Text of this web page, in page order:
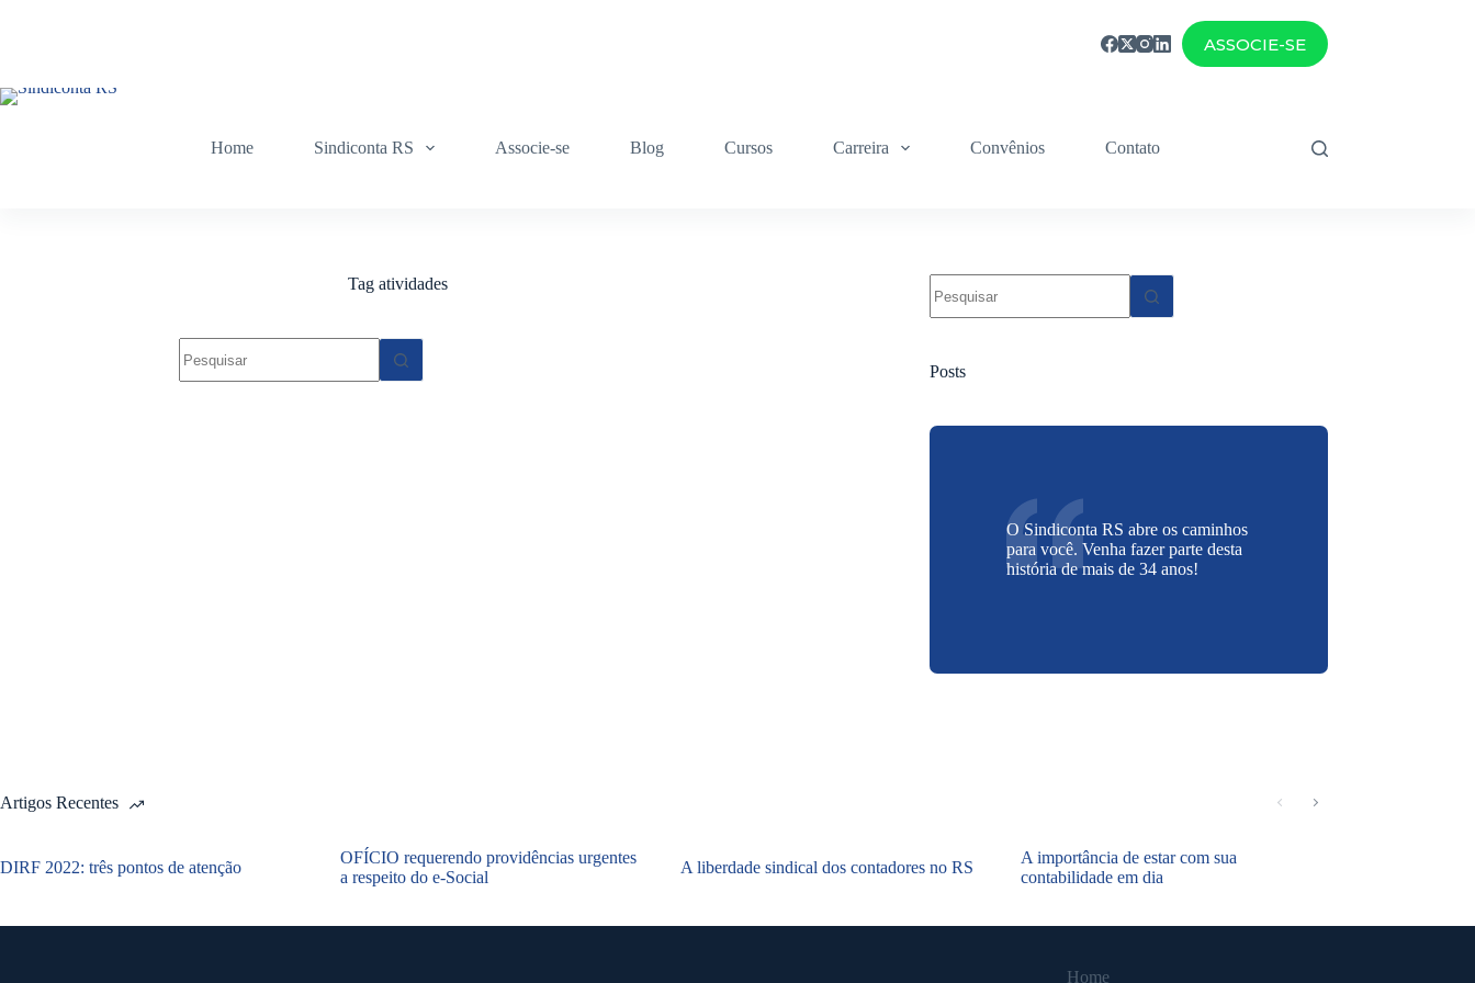
ASSOCIE-SE
Home Sindiconta RS Associe-se Blog Cursos Carreira Convênios Contato
Tag atividades
resultados
resultados
Posts
O Sindiconta RS abre os caminhos
para você. Venha fazer parte desta
história de mais de 34 anos!
Artigos Recentes
DIRF 2022: três pontos de atenção
OFÍCIO requerendo providências urgentes
a respeito do e-Social
A liberdade sindical dos contadores no RS
A importância de estar com sua
contabilidade em dia
Home